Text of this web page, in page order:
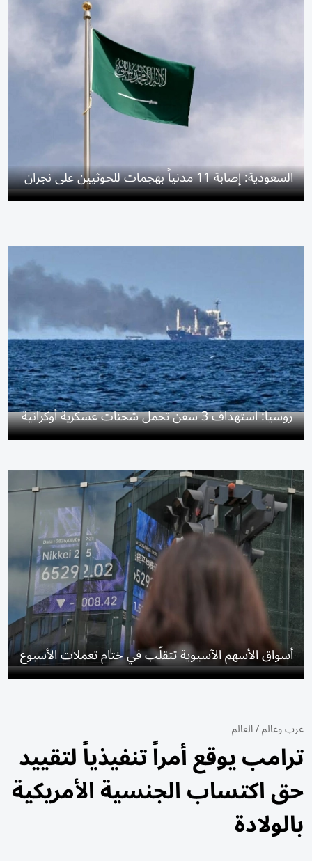
السعودية: إصابة 11 مدنياً بهجمات للحوثيين على نجران
روسيا: استهداف 3 سفن تحمل شحنات عسكرية أوكرانية
أسواق الأسهم الآسيوية تتقلّب في ختام تعملات الأسبوع
عرب وعالم/العالم
ترامب يوقع أمراً تنفيذياً لتقييد
حق اكتساب الجنسية الأمريكية
بالولادة